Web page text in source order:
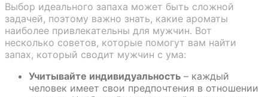
Выбор идеального запаха может быть сложной
задачей, поэтому важно знать, какие ароматы
наиболее привлекательны для мужчин. Вот
несколько советов, которые помогут вам найти
запах, который сводит мужчин с ума:
Учитывайте индивидуальность – каждый
человек имеет свои предпочтения в отношении